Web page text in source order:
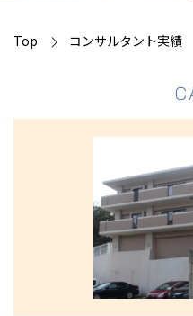
コンサルタント実績
092-
Top コンサルタント実績